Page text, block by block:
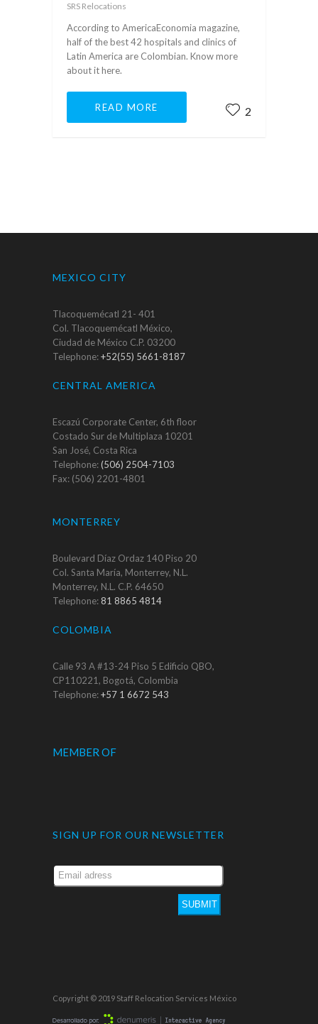
SRS Relocations
According to AmericaEconomia magazine,
half of the best 42 hospitals and clinics of
Latin America are Colombian. Know more
about it here.
READ MORE 2
MEXICO CITY
Tlacoquemécatl 21- 401
Col. Tlacoquemécatl México,
Ciudad de México C.P. 03200
Telephone:+52(55) 5661-8187
CENTRAL AMERICA
Escazú Corporate Center, 6th floor
Costado Sur de Multiplaza 10201
San José, Costa Rica
Telephone:(506) 2504-7103
Fax: (506) 2201-4801
MONTERREY
Boulevard Díaz Ordaz 140 Piso 20
Col. Santa María, Monterrey, N.L.
Monterrey, N.L. C.P. 64650
Telephone:81 8865 4814
COLOMBIA
Calle 93 A #13-24 Piso 5 Edificio QBO,
CP110221, Bogotá, Colombia
Telephone:+57 1 6672 543
MEMBER OF
SIGN UP FOR OUR NEWSLETTER
SUBMIT
Copyright © 2019 Staff Relocation Services México